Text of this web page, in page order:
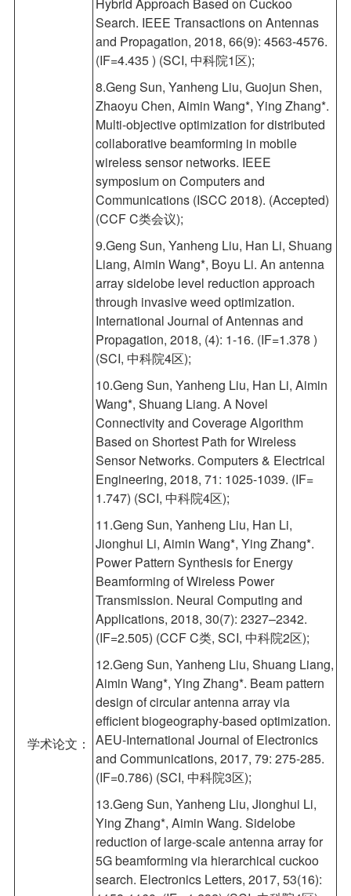
学术论文：
Search. IEEE Transactions on Antennas
and Propagation, 2018, 66(9): 4563-4576.
(IF=4.435 ) (SCI, 中科院1区);
8.Geng Sun, Yanheng Liu, Guojun Shen,
Zhaoyu Chen, Aimin Wang*, Ying Zhang*.
Multi-objective optimization for distributed
collaborative beamforming in mobile
wireless sensor networks. IEEE
symposium on Computers and
Communications (ISCC 2018). (Accepted)
(CCF C类会议);
9.Geng Sun, Yanheng Liu, Han Li, Shuang
Liang, Aimin Wang*, Boyu Li. An antenna
array sidelobe level reduction approach
through invasive weed optimization.
International Journal of Antennas and
Propagation, 2018, (4): 1-16. (IF=1.378 )
(SCI, 中科院4区);
10.Geng Sun, Yanheng Liu, Han Li, Aimin
Wang*, Shuang Liang. A Novel
Connectivity and Coverage Algorithm
Based on Shortest Path for Wireless
Sensor Networks. Computers & Electrical
Engineering, 2018, 71: 1025-1039. (IF=
1.747) (SCI, 中科院4区);
11.Geng Sun, Yanheng Liu, Han Li,
Jionghui Li, Aimin Wang*, Ying Zhang*.
Power Pattern Synthesis for Energy
Beamforming of Wireless Power
Transmission. Neural Computing and
Applications, 2018, 30(7): 2327–2342.
(IF=2.505) (CCF C类, SCI, 中科院2区);
12.Geng Sun, Yanheng Liu, Shuang Liang,
Aimin Wang*, Ying Zhang*. Beam pattern
design of circular antenna array via
efficient biogeography-based optimization.
AEU-International Journal of Electronics
and Communications, 2017, 79: 275-285.
(IF=0.786) (SCI, 中科院3区);
13.Geng Sun, Yanheng Liu, Jionghui Li,
Ying Zhang*, Aimin Wang. Sidelobe
reduction of large-scale antenna array for
5G beamforming via hierarchical cuckoo
search. Electronics Letters, 2017, 53(16):